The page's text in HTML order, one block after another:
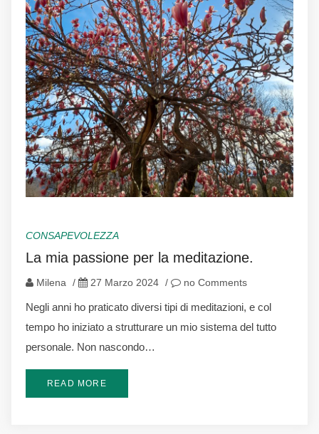
CONSAPEVOLEZZA
La mia passione per la meditazione.
Milena / 27 Marzo 2024 / no Comments
Negli anni ho praticato diversi tipi di meditazioni, e col
tempo ho iniziato a strutturare un mio sistema del tutto
personale. Non nascondo…
READ MORE